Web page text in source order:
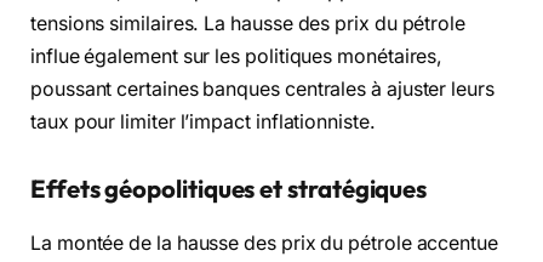
tensions similaires. La hausse des prix du pétrole
influe également sur les politiques monétaires,
poussant certaines banques centrales à ajuster leurs
taux pour limiter l’impact inflationniste.
Effets géopolitiques et stratégiques
La montée de la hausse des prix du pétrole accentue